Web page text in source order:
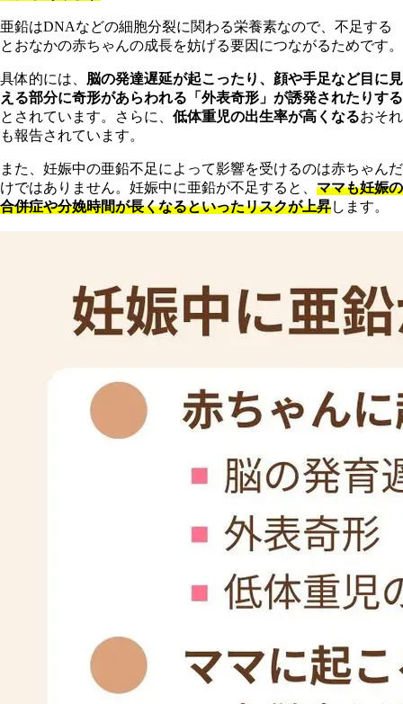
亜鉛はDNAなどの細胞分裂に関わる栄養素なので、不足する
とおなかの赤ちゃんの成長を妨げる要因につながるためです。
具体的には、 脳の発達遅延が起こったり、顔や手足など目に見
える部分に奇形があらわれる「外表奇形」が誘発されたりする
とされています。さらに、 低体重児の出生率が高くなるおそれ
も報告されています。
ま た、妊娠中の亜鉛不足によって影響を受けるのは赤ちゃんだ
けではありません。妊娠中に亜鉛が不足すると、 ママも妊娠の
合併症や分娩時間が長くなるといったリスクが上昇します。